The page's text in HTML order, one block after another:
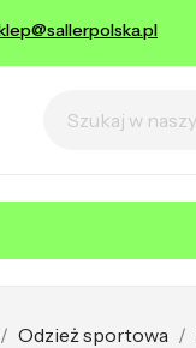
Odzież sportowa